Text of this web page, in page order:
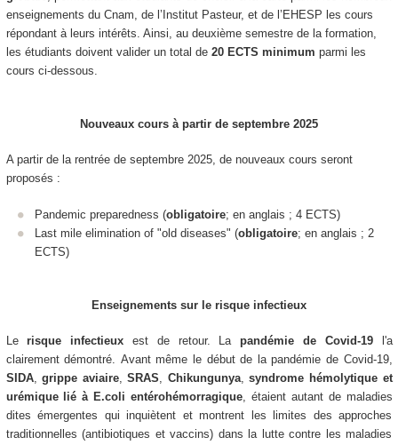
enseignements du Cnam, de l’Institut Pasteur, et de l’EHESP les cours
répondant à leurs intérêts. Ainsi, au deuxième semestre de la formation,
les étudiants doivent valider un total de 20 ECTS minimum parmi les
cours ci-dessous.
Nouveaux cours à partir de septembre 2025
A partir de la rentrée de septembre 2025, de nouveaux cours seront
proposés :
Pandemic preparedness (obligatoire; en anglais ; 4 ECTS)
Last mile elimination of "old diseases" (obligatoire; en anglais ; 2
ECTS)
Enseignements sur le risque infectieux
Lerisque infectieux est de retour. Lapandémie de Covid-19l'a
clairement démontré. Avant même le début de la pandémie de Covid-19,
SIDA,grippe aviaire,SRAS, Chikungunya,syndrome hémolytique et
urémique lié à E.coli entérohémorragique, étaient autant de maladies
dites émergentes qui inquiètent et montrent les limites des approches
traditionnelles (antibiotiques et vaccins) dans la lutte contre les maladies